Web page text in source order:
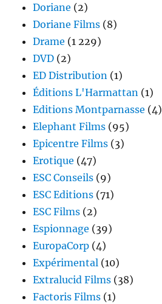
Doriane (2)
Doriane Films (8)
Drame (1 229)
DVD (2)
ED Distribution (1)
Éditions L'Harmattan (1)
Editions Montparnasse (4)
Elephant Films (95)
Epicentre Films (3)
Erotique (47)
ESC Conseils (9)
ESC Editions (71)
ESC Films (2)
Espionnage (39)
EuropaCorp (4)
Expérimental (10)
Extralucid Films (38)
Factoris Films (1)